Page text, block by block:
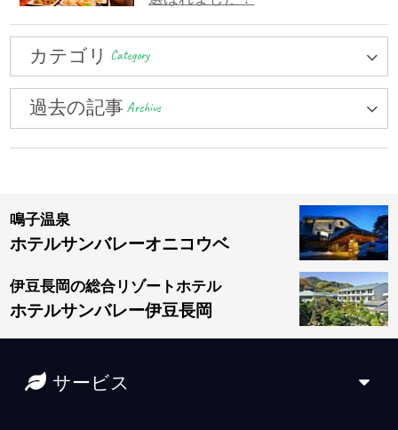
カテゴリ Category
過去の記事 Archive
鳴子温泉
ホテルサンバレーオニコウベ
伊豆長岡の総合リゾートホテル
ホテルサンバレー伊豆長岡
サービス